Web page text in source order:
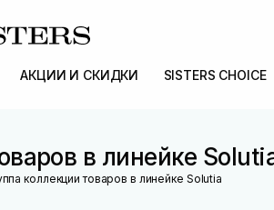
АКЦИИ И СКИДКИ SISTERS CHOICE
в линейке
коллекции товаров в линейке Solutia